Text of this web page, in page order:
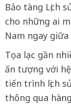
Bảo tàng Lịch
cho những ai
Nam ngay
Tọa lạc gần
ấn tượng với
tiến trình lịch
thông qua